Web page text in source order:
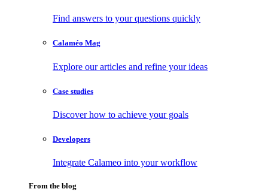
Find answers to your questions quickly
Calaméo Mag
Explore our articles and refine your ideas
Case studies
Discover how to achieve your goals
Developers
Integrate Calameo into your workflow
From the blog